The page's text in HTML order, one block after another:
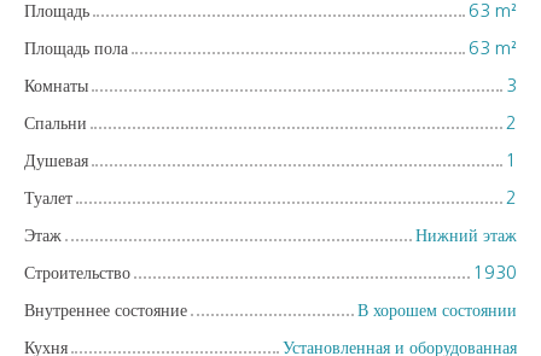
Площадь 63 m²
Площадь пола 63 m²
Комнаты 3
Спальни 2
Душевая 1
Туалет 2
Этаж Нижний этаж
Строительство 1930
Внутреннее состояние В хорошем состоянии
Кухня Установленная и оборудованная